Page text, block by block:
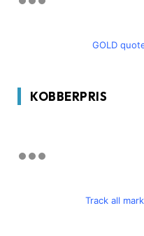
GOLD
KOBBERPRIS
Track all